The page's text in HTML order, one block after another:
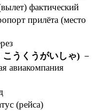
фактический
прилёта (место
うくうがいしゃ) －
авиакомпания
(рейса)